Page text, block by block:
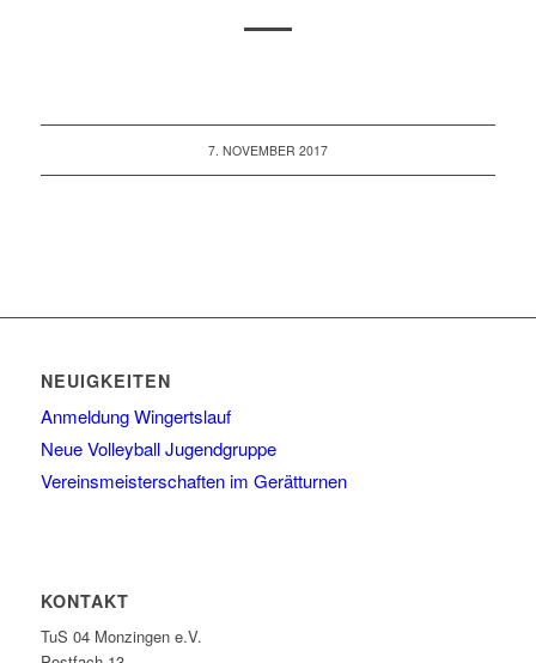
7. NOVEMBER 2017
NEUIGKEITEN
Anmeldung Wingertslauf
Neue Volleyball Jugendgruppe
Vereinsmeisterschaften im Gerätturnen
KONTAKT
TuS 04 Monzingen e.V.